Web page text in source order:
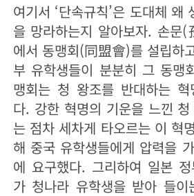
여기서 ‘단속규칙’은 도대체 왜
을 망라하는지 알아보자. 손문
에서 동맹회(同盟會)를 설립하
부 유학생들이 분분히 그 동맹
맹회는 청 왕조를 반대하는 혁
다. 강한 혁명의 기운을 느낀
는 점차 세차게 타오르는 이 혁
해 중국 유학생들에게 압력을
에 요구했다. 그리하여 일본 정
가 청나라 유학생을 받아 들